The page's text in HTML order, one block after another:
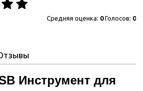
Средняя оценка: 0Голосов: 0
Инструмент для